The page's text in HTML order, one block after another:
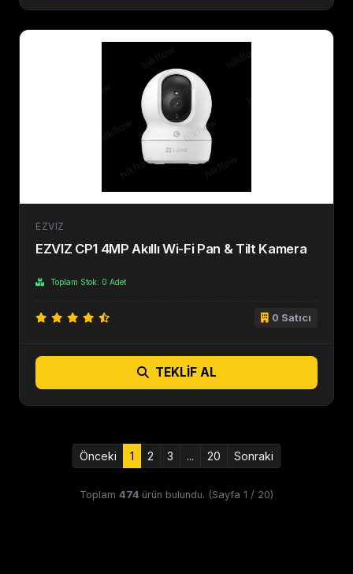
EZVIZ
EZVIZ CP1 4MP Akıllı Wi-Fi Pan & Tilt Kamera
Toplam Stok: 0 Adet
0 Satıcı
TEKLIF AL
Önceki 1 2 3 ... 20 Sonraki
Toplam 474 ürün bulundu. (Sayfa 1 / 20)